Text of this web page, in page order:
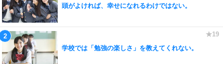
頭がよければ、幸せになれるわけではない。
学校では「勉強の楽しさ」を教えてくれない。